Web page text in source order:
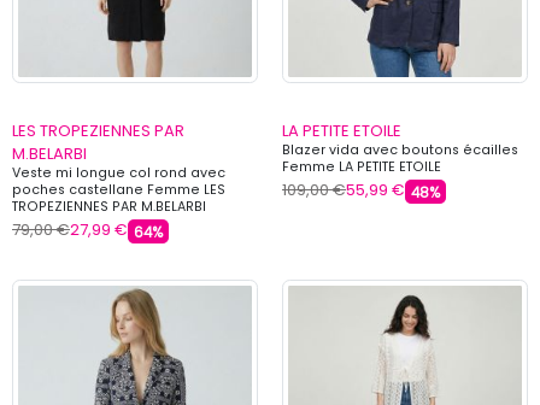
LES TROPEZIENNES PAR
M.BELARBI
Veste mi longue col rond avec
poches castellane Femme LES
TROPEZIENNES PAR M.BELARBI
79,00 €27,99 € 64%
LA PETITE ETOILE
Blazer vida avec boutons écailles
Femme LA PETITE ETOILE
109,00 €55,99 € 48%